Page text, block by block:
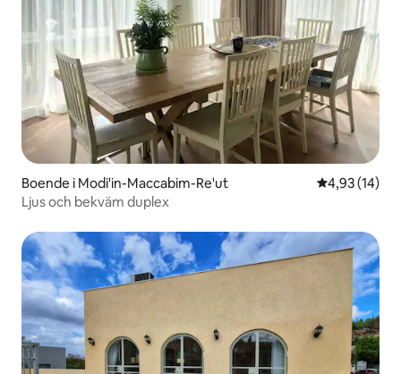
Boende i Modi'in-Maccabim-Re'ut 4,93 av 5 i
4,93 (14)
Ljus och bekväm duplex